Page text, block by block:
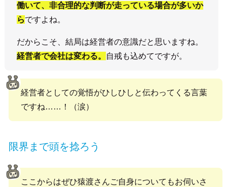
働いて、非合理的な判断が走っている場合が多いか
らですよね。
だからこそ、結局は経営者の意識だと思いますね。
経営者で会社は変わる。
自戒も込めてですが。
経営者としての覚悟がひしひしと伝わってくる言葉
ですね……！（涙）
限界まで頭を捻ろう
ここからはぜひ猿渡さんご自身についてもお伺いさ